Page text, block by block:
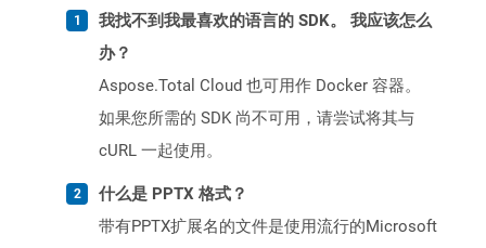
我找不到我最喜欢的语言的 SDK。 我应该怎么
办？
Aspose.Total Cloud 也可用作 Docker 容器。
如果您所需的 SDK 尚不可用，请尝试将其与
cURL 一起使用。
什么是 PPTX 格式？
带有PPTX扩展名的文件是使用流行的Microsoft